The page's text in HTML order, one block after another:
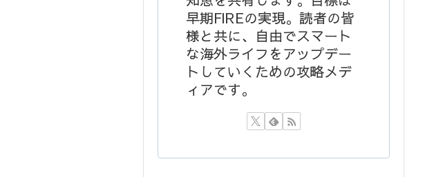
早期FIREの実現。読者の皆
様と共に、自由でスマート
な海外ライフをアップデー
トしていくための攻略メデ
ィアです。